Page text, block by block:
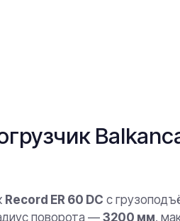
Record ER 60 DC с
поворота —3200 мм,